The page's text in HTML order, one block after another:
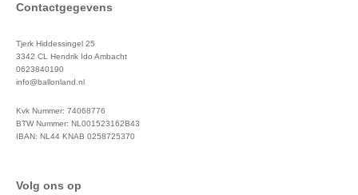
Contactgegevens
Tjerk Hiddessingel 25
3342 CL Hendrik Ido Ambacht
0623840190
info@ballonland.nl
Kvk Nummer: 74068776
BTW Nummer: NL001523162B43
IBAN: NL44 KNAB 0258725370
Volg ons op